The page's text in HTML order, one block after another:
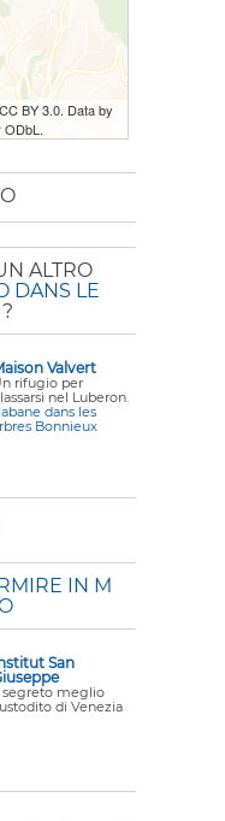
BY 3.0. Data by
ODbL.
ALTRO
DANS LE
?
Valvert
rifugio per
nel Luberon.
dans les
Bonnieux
IN M
San
segreto meglio
di Venezia